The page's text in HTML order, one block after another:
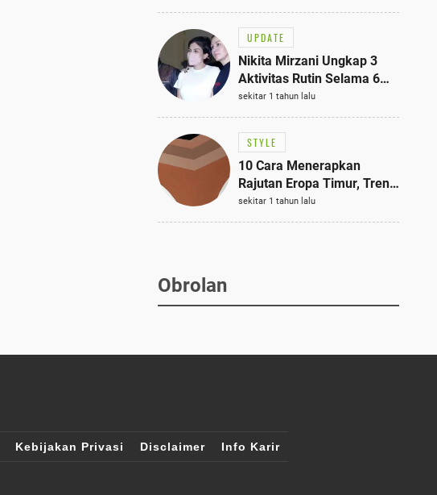
10 Thailand
UPDATE
Nikita Mirzani Ungkap 3
Aktivitas Rutin Selama 6
Bulan di Rutan Pondok
Bambu, Terungkap!
sekitar 1 tahun lalu
STYLE
10 Cara Menerapkan
Rajutan Eropa Timur, Tren
Mode Terbaik dan Paling
Dicari 2023
sekitar 1 tahun lalu
Obrolan
Kebijakan Privasi Disclaimer Info Karir